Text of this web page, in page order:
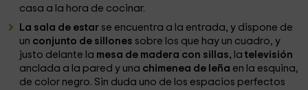
casa a la hora de cocinar.
La sala de estar se encuentra a la entrada, y dispone de
un conjunto de sillones sobre los que hay un cuadro, y
justo delante la mesa de madera con sillas, latelevisión
anclada a la pared y una chimenea de leña en la esquina,
de color negro. Sin duda uno de los espacios perfectos